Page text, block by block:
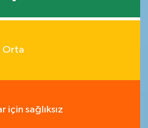
Orta
için sağlıksız